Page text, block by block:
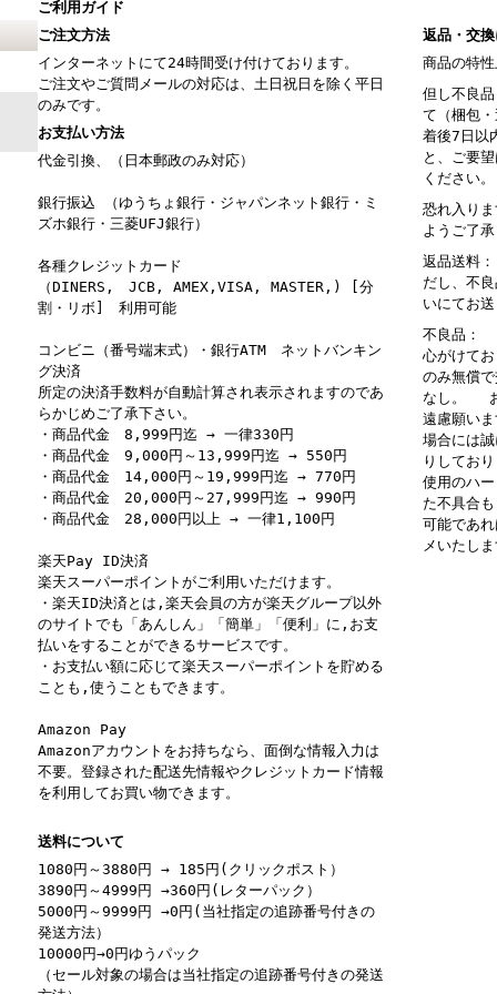
ご利用ガイド
ご注文方法
インターネットにて24時間受け付けております。
ご注文やご質問メールの対応は、土日祝日を除く平日
のみです。
お支払い方法
代金引換、（日本郵政のみ対応）
銀行振込 （ゆうちょ銀行・ジャパンネット銀行・ミ
ズホ銀行・三菱UFJ銀行）
各種クレジットカード
（DINERS, JCB, AMEX,VISA, MASTER,) [分
割・リボ] 利用可能
コンビニ（番号端末式）・銀行ATM ネットバンキン
グ決済
所定の決済手数料が自動計算され表示されますのであ
らかじめご了承下さい。
・商品代金 8,999円迄 → 一律330円
・商品代金 9,000円～13,999円迄 → 550円
・商品代金 14,000円～19,999円迄 → 770円
・商品代金 20,000円～27,999円迄 → 990円
・商品代金 28,000円以上 → 一律1,100円
楽天Pay ID決済
楽天スーパーポイントがご利用いただけます。
・楽天ID決済とは,楽天会員の方が楽天グループ以外
のサイトでも「あんしん」「簡単」「便利」に,お支
払いをすることができるサービスです。
・お支払い額に応じて楽天スーパーポイントを貯める
ことも,使うこともできます。
Amazon Pay
Amazonアカウントをお持ちなら、面倒な情報入力は
不要。登録された配送先情報やクレジットカード情報
を利用してお買い物できます。
送料について
1080円～3880円 → 185円(クリックポスト）
3890円～4999円 →360円(レターパック）
5000円～9999円 →0円(当社指定の追跡番号付きの
発送方法）
10000円→0円ゆうパック
（セール対象の場合は当社指定の追跡番号付きの発送
返品・交
商品の特
但し不良
て（梱包
着後7日以
と、ご要
ください。
恐れ入り
ようご了
返品送料
だし、不
いにてお
不良品：
心がけて
のみ無償
なし。 お
遠慮願い
場合には
りしてお
使用のハ
た不具合
可能であ
メいたし